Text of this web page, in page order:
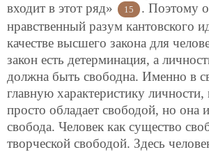
входит в этот ряд»
15
. Поэтому
нравственный разум кантовского
качестве высшего закона для
закон есть детерминация, а
должна быть свободна. Именно в
главную характеристику личности,
просто обладает свободой, но она
свобода. Человек как существо
творческой свободой. Здесь